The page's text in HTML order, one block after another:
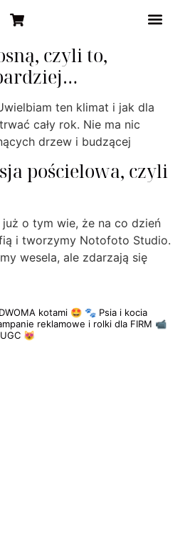
czyli to,
ten klimat i jak dla
cały rok. Nie ma nic
drzew i budzącej
pościelowa, czyli
już o tym wie, że na co dzień
i tworzymy Notofoto Studio.
wesela, ale zdarzają się
kotami 🤩 🐾 Psia i kocia
reklamowe i rolki dla FIRM 📹
😻